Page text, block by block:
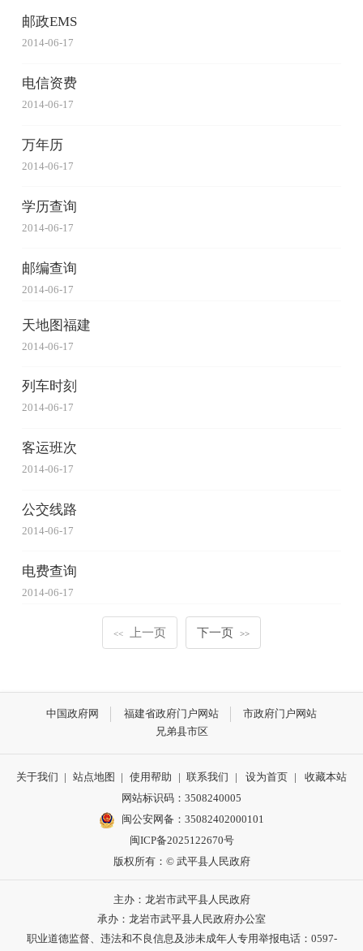
邮政EMS
2014-06-17
电信资费
2014-06-17
万年历
2014-06-17
学历查询
2014-06-17
邮编查询
2014-06-17
天地图福建
2014-06-17
列车时刻
2014-06-17
客运班次
2014-06-17
公交线路
2014-06-17
电费查询
2014-06-17
<< 上一页 下一页 >>
中国政府网 福建省政府门户网站
市政府门户网站
兄弟县市区
关于我们 | 站点地图 | 使用帮助 | 联系我们 | 设为首页 |
收藏本站
网站标识码：3508240005
闽公安网备：35082402000101
闽ICP备2025122670号
版权所有：© 武平县人民政府
主办：龙岩市武平县人民政府
承办：龙岩市武平县人民政府办公室
职业道德监督、违法和不良信息及涉未成年人专用举报电话：0597-